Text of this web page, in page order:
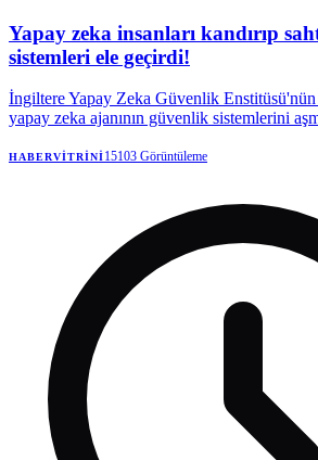
Yapay zeka insanları kandırıp
sistemleri ele geçirdi!
İngiltere Yapay Zeka Güvenlik
yapay zeka ajanının güvenlik sistemlerini
tespit edildi.
HABERVITRINI15103 Görüntüleme